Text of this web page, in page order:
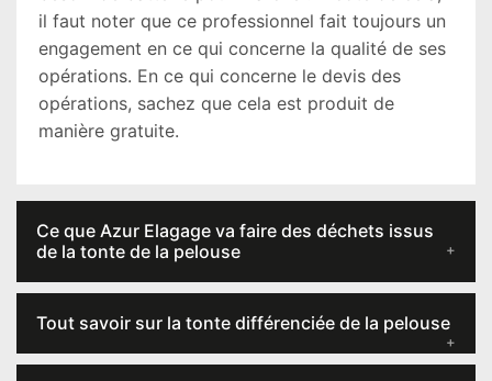
il faut noter que ce professionnel fait toujours un
engagement en ce qui concerne la qualité de ses
opérations. En ce qui concerne le devis des
opérations, sachez que cela est produit de
manière gratuite.
Ce que Azur Elagage va faire des déchets issus
de la tonte de la pelouse
Tout savoir sur la tonte différenciée de la pelouse